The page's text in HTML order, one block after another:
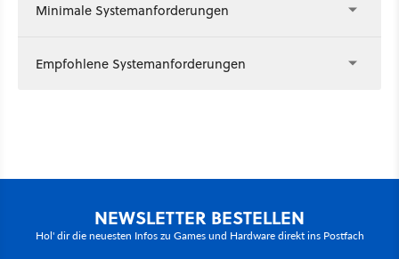
Minimale Systemanforderungen
Empfohlene Systemanforderungen
NEWSLETTER BESTELLEN
Hol' dir die neuesten Infos zu Games und Hardware direkt ins Postfach